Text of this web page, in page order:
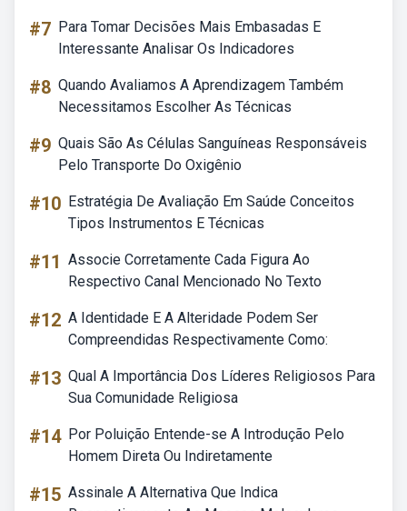
#7 Para Tomar Decisões Mais Embasadas E
Interessante Analisar Os Indicadores
#8 Quando Avaliamos A Aprendizagem Também
Necessitamos Escolher As Técnicas
#9 Quais São As Células Sanguíneas Responsáveis
Pelo Transporte Do Oxigênio
#10 Estratégia De Avaliação Em Saúde Conceitos
Tipos Instrumentos E Técnicas
#11 Associe Corretamente Cada Figura Ao
Respectivo Canal Mencionado No Texto
#12 A Identidade E A Alteridade Podem Ser
Compreendidas Respectivamente Como:
#13 Qual A Importância Dos Líderes Religiosos Para
Sua Comunidade Religiosa
#14 Por Poluição Entende-se A Introdução Pelo
Homem Direta Ou Indiretamente
#15 Assinale A Alternativa Que Indica